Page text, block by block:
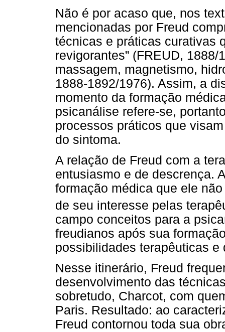
Não é por acaso que, nos
mencionadas por Freud
técnicas e práticas curativas
revigorantes” (FREUD,
massagem, magnetismo,
1888-1892/1976). Assim, a
momento da formação
psicanálise refere-se,
processos práticos que
do sintoma.
A relação de Freud com a
entusiasmo e de descrença.
formação médica que ele
de seu interesse pelas
campo conceitos para a
freudianos após sua
possibilidades terapêuticas e
Nesse itinerário, Freud
desenvolvimento das
sobretudo, Charcot, com
Paris. Resultado: ao
Freud contornou toda sua